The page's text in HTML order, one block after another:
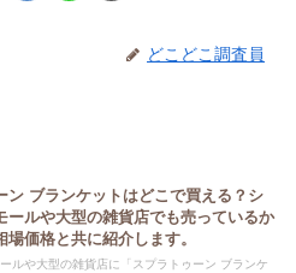
どこどこ調査員
ン ブランケットはどこで買える？シ
ールや大型の雑貨店でも売っているか
場価格と共に紹介します。
ルや大型の雑貨店に「スプラトゥーン ブランケ